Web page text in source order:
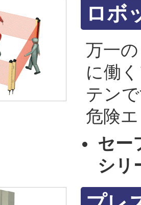
ロボ
万一
に働
テン
危険
セー
シリ